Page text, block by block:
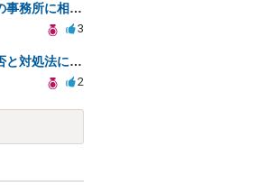
弁護士の態度に不満、他の事務所に相談すべきか？
3
大学費用支払い拒否の可否と対処法について知りたい
2